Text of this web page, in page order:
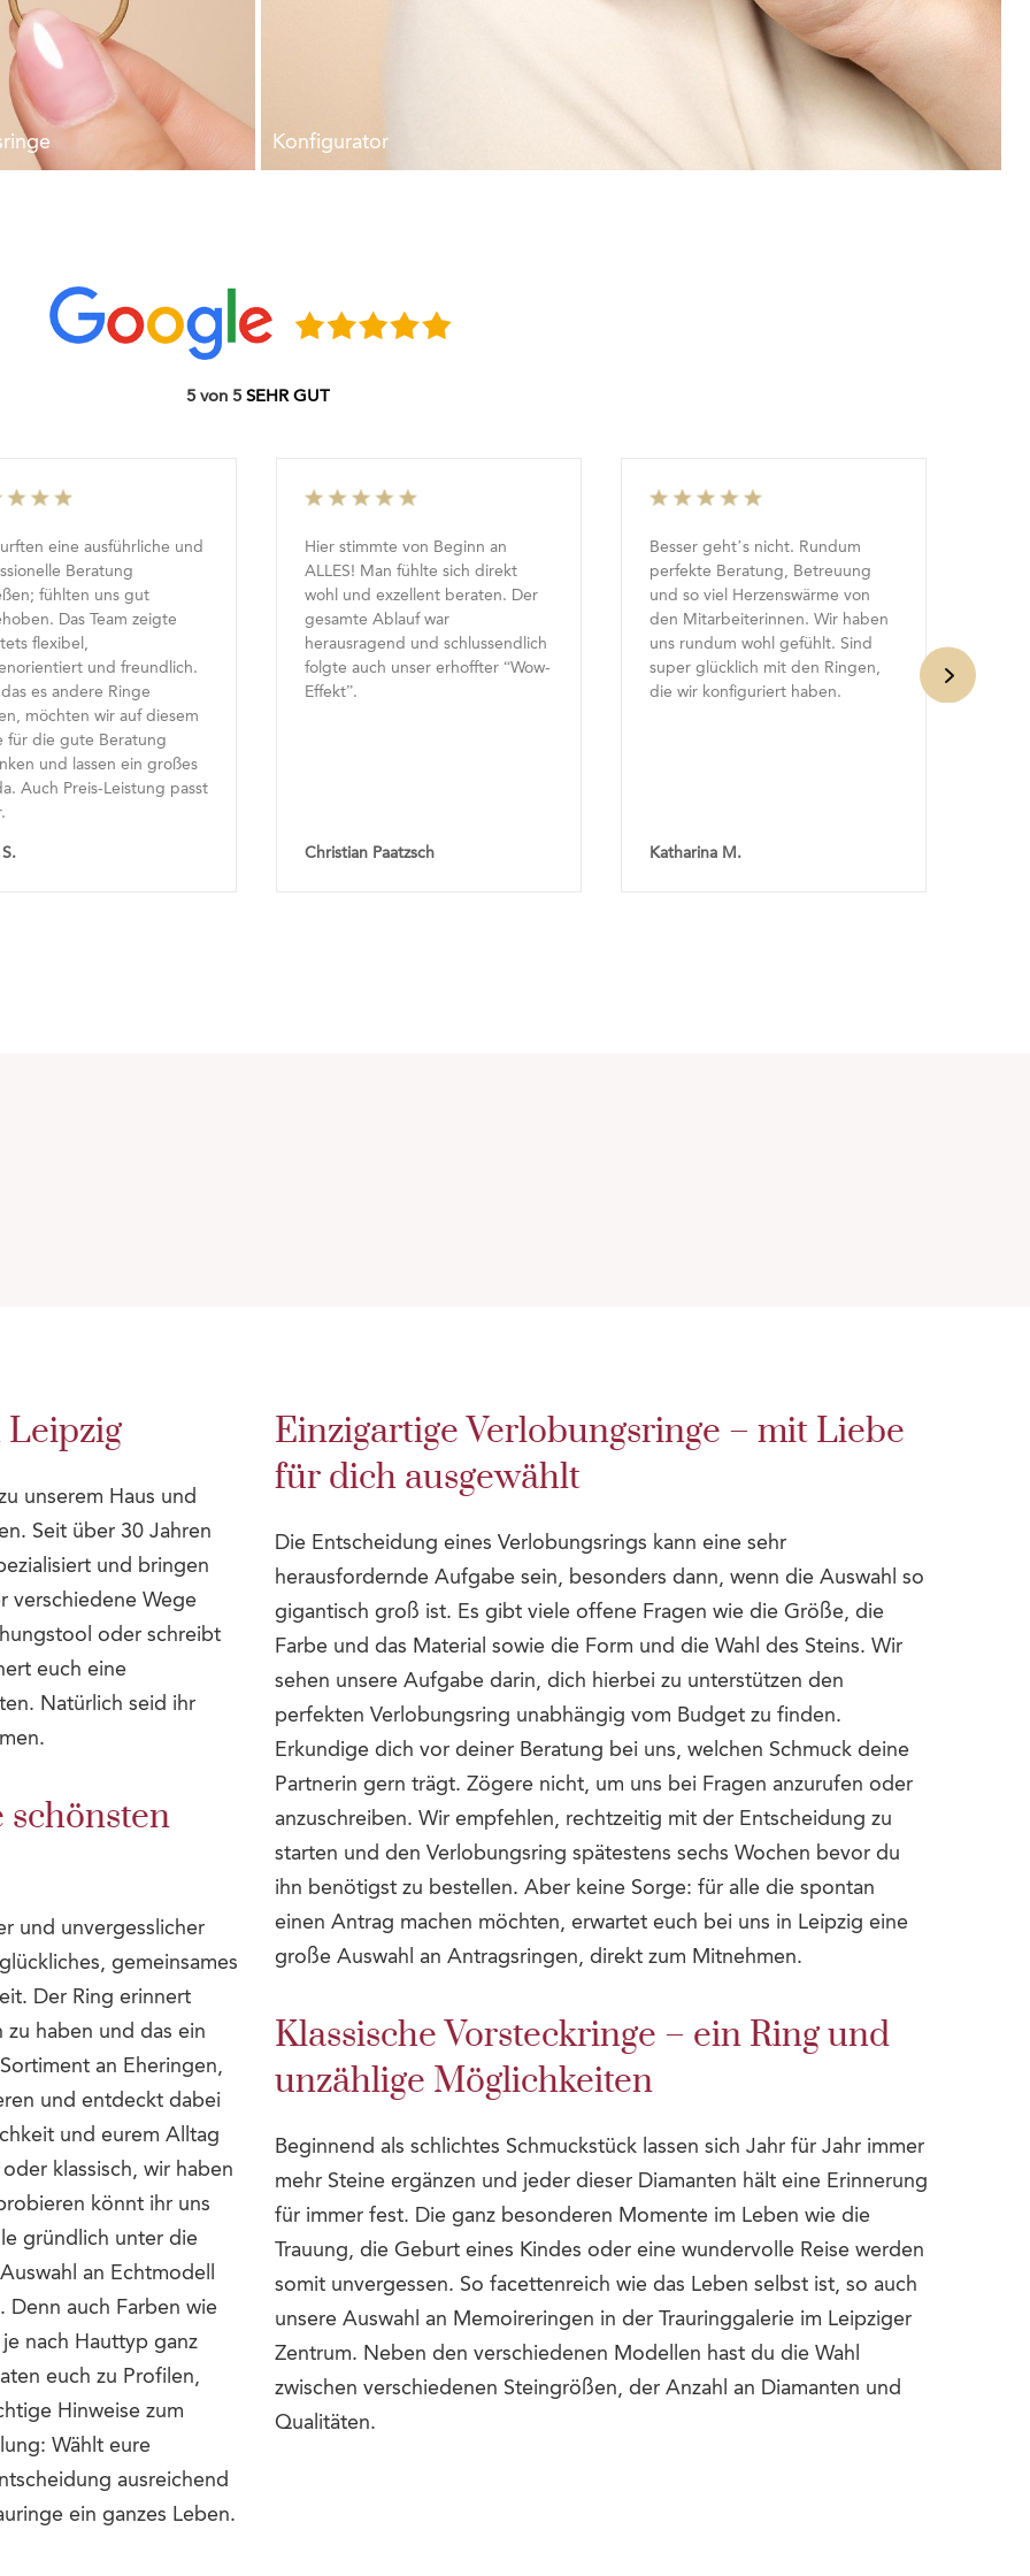
Konfigurator
5 von 5 SEHR GUT
Hier stimmte von Beginn an
ALLES! Man fühlte sich direkt
wohl und exzellent beraten. Der
gesamte Ablauf war
herausragend und schlussendlich
folgte auch unser erhoffter “Wow-
Effekt”.
Besser geht’s nicht. Rundum
perfekte Beratung, Betreuung
und so viel Herzenswärme von
den Mitarbeiterinnen. Wir haben
uns rundum wohl gefühlt. Sind
super glücklich mit den Ringen,
Katharina M.
Richtig gute Beratung. Wir haben
uns echt schwer getan mit der
Entscheidung. Aber wir wurden
super und letztendlich sogar von
allen Mitarbeitern beraten.
MEGA gut
Immer wieder
gerne. Wir freuen uns schon,
Easy Eissfeldt
Leipzig
unserem Haus und
Seit über 30 Jahren
und bringen
verschiedene Wege
oder schreibt
euch eine
Natürlich seid ihr
schönsten
und unvergesslicher
gemeinsames
Der Ring erinnert
haben und das ein
an Eheringen,
und entdeckt dabei
und eurem Alltag
klassisch, wir haben
könnt ihr uns
gründlich unter die
an Echtmodell
Denn auch Farben wie
nach Hauttyp ganz
euch zu Profilen,
Hinweise zum
Wählt eure
ausreichend
ein ganzes Leben.
Einzigartige Verlobungsringe – mit Liebe
für dich ausgewählt
Die Entscheidung eines Verlobungsrings kann eine sehr
herausfordernde Aufgabe sein, besonders dann, wenn die Auswahl so
gigantisch groß ist. Es gibt viele offene Fragen wie die Größe, die
Farbe und das Material sowie die Form und die Wahl des Steins. Wir
sehen unsere Aufgabe darin, dich hierbei zu unterstützen den
perfekten Verlobungsring unabhängig vom Budget zu finden.
Erkundige dich vor deiner Beratung bei uns, welchen Schmuck deine
Partnerin gern trägt. Zögere nicht, um uns bei Fragen anzurufen oder
anzuschreiben. Wir empfehlen, rechtzeitig mit der Entscheidung zu
starten und den Verlobungsring spätestens sechs Wochen bevor du
ihn benötigst zu bestellen. Aber keine Sorge: für alle die spontan
einen Antrag machen möchten, erwartet euch bei uns in Leipzig eine
große Auswahl an Antragsringen, direkt zum Mitnehmen.
Klassische Vorsteckringe – ein Ring und
unzählige Möglichkeiten
Beginnend als schlichtes Schmuckstück lassen sich Jahr für Jahr immer
mehr Steine ergänzen und jeder dieser Diamanten hält eine Erinnerung
für immer fest. Die ganz besonderen Momente im Leben wie die
Trauung, die Geburt eines Kindes oder eine wundervolle Reise werden
somit unvergessen. So facettenreich wie das Leben selbst ist, so auch
unsere Auswahl an Memoireringen in der Trauringgalerie im Leipziger
Zentrum. Neben den verschiedenen Modellen hast du die Wahl
zwischen verschiedenen Steingrößen, der Anzahl an Diamanten und
Qualitäten.